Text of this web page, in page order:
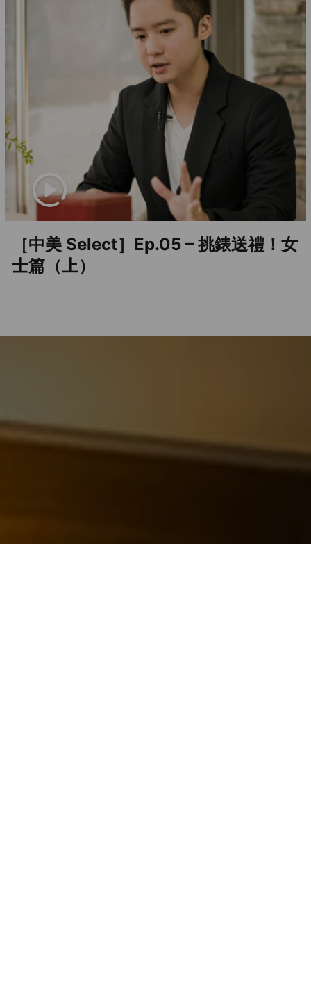
［中美 Select］Ep.05 – 挑錶送禮！女
士篇（上）